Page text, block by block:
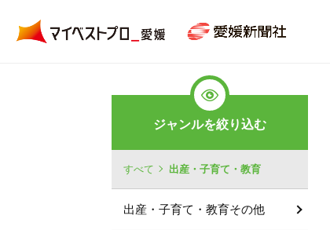
ジャンルを絞り込む
すべて 出産・子育て・教育
出産・子育て・教育その他